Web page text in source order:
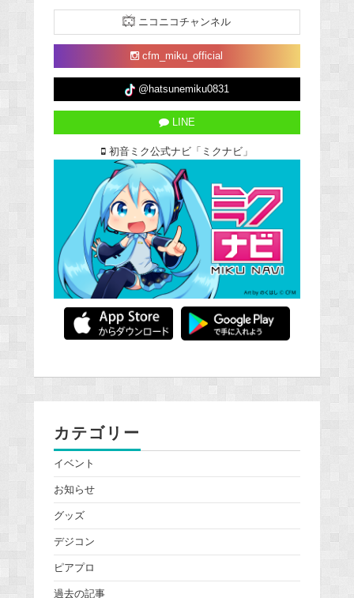
ニコニコチャンネル
cfm_miku_official
@hatsunemiku0831
LINE
初音ミク公式ナビ「ミクナビ」
カテゴリー
イベント
お知らせ
グッズ
デジコン
ピアプロ
過去の記事